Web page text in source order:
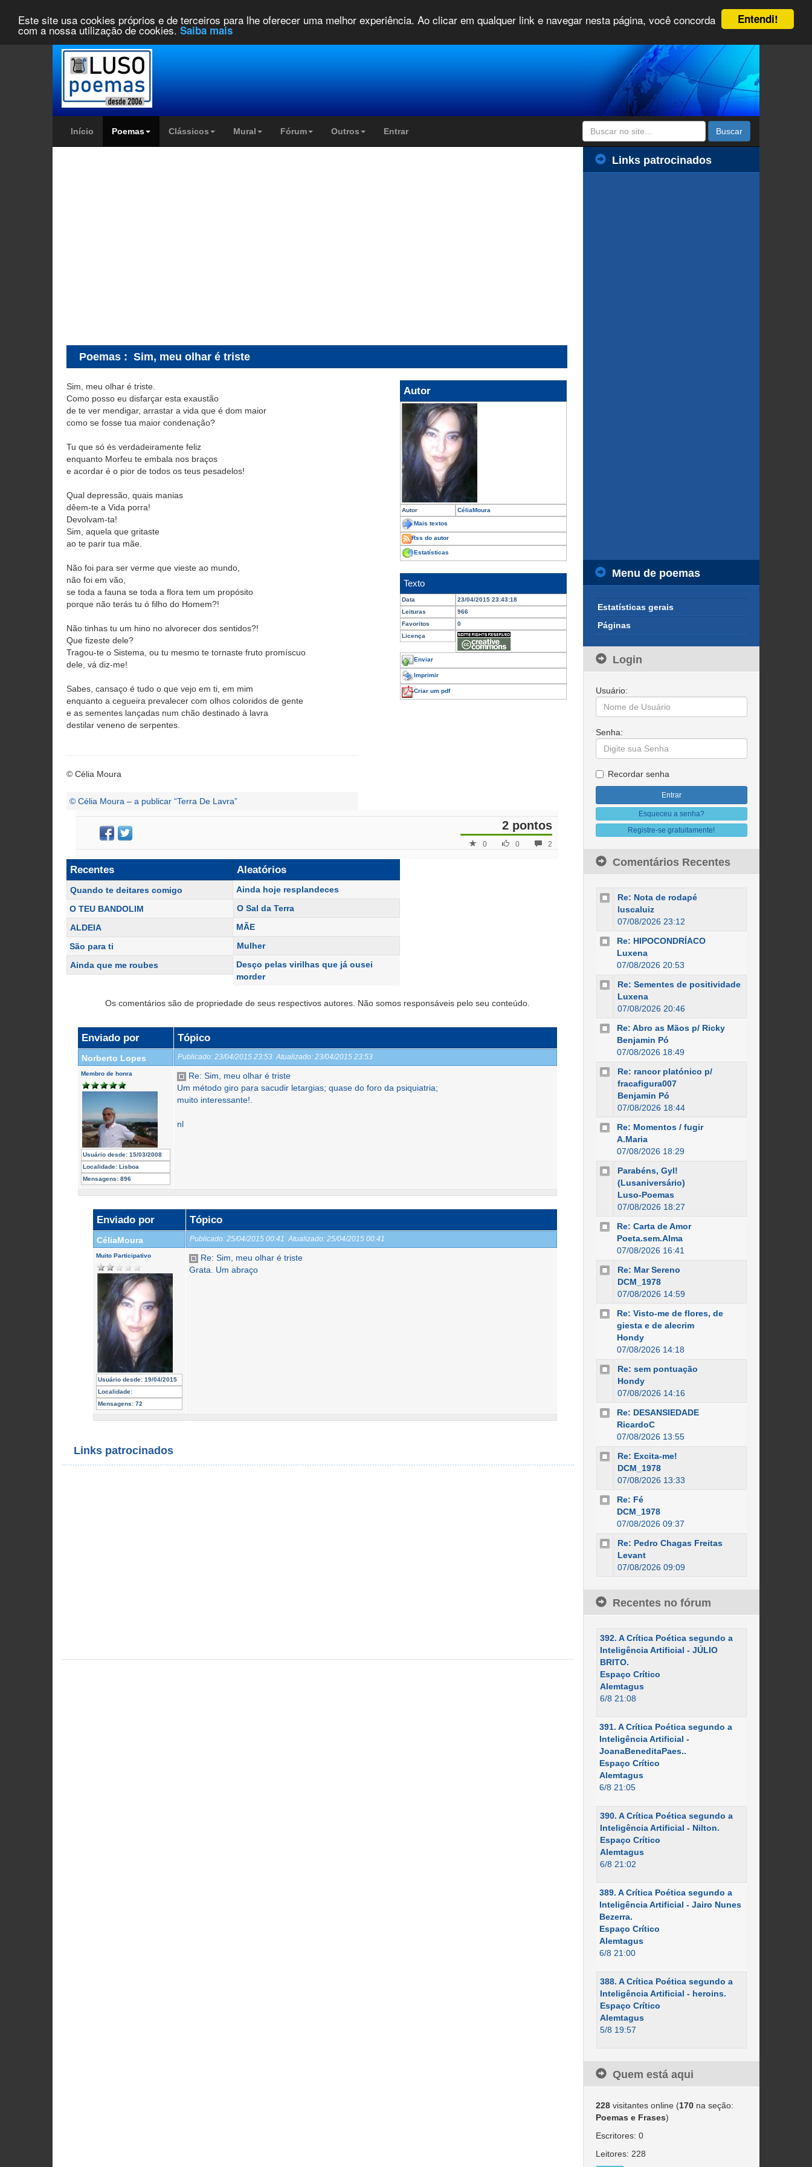
Entendi!
Este site usa cookies próprios e de terceiros para lhe oferecer uma melhor experiência. Ao clicar em qualquer link e navegar nesta página, você concorda
com a nossa utilização de cookies. Saiba mais
Início Poemas Clássicos Mural Fórum Outros Entrar Buscar
Poemas : Sim, meu olhar é triste
Sim, meu olhar é triste.
Como posso eu disfarçar esta exaustão
de te ver mendigar, arrastar a vida que é dom maior
como se fosse tua maior condenação?
Tu que só és verdadeiramente feliz
enquanto Morfeu te embala nos braços
e acordar é o pior de todos os teus pesadelos!
Qual depressão, quais manias
dêem-te a Vida porra!
Devolvam-ta!
Sim, aquela que gritaste
ao te parir tua mãe.
Não foi para ser verme que vieste ao mundo,
não foi em vão,
se toda a fauna se toda a flora tem um propósito
porque não terás tu ó filho do Homem?!
Não tinhas tu um hino no alvorecer dos sentidos?!
Que fizeste dele?
Tragou-te o Sistema, ou tu mesmo te tornaste fruto promíscuo
dele, vá diz-me!
Sabes, cansaço é tudo o que vejo em ti, em mim
enquanto a cegueira prevalecer com olhos coloridos de gente
e as sementes lançadas num chão destinado à lavra
destilar veneno de serpentes.
© Célia Moura
© Célia Moura – a publicar “Terra De Lavra”
Autor
Autor CéliaMoura
Mais textos
Rss do autor
Estatísticas
Texto
Data
23/04/2015 23:43:18
Leituras
966
Favoritos
0
Licença
Enviar
Imprimir
Criar um pdf
2 pontos
2
0
0
Recentes
Quando te deitares comigo
O TEU BANDOLIM
ALDEIA
São para ti
Ainda que me roubes
Aleatórios
Ainda hoje resplandeces
O Sal da Terra
MÃE
Mulher
Desço pelas virilhas que já ousei
morder
Os comentários são de propriedade de seus respectivos autores. Não somos responsáveis pelo seu conteúdo.
Enviado por Tópico
Norberto Lopes Publicado: 23/04/2015 23:53 Atualizado: 23/04/2015 23:53
Membro de honra
Usuário desde: 15/03/2008
Localidade: Lisboa
Mensagens: 896
Re: Sim, meu olhar é triste
Um método giro para sacudir letargias; quase do foro da psiquiatria;
muito interessante!.
nl
Enviado por Tópico
CéliaMoura Publicado: 25/04/2015 00:41 Atualizado: 25/04/2015 00:41
Muito Participativo
Usuário desde: 19/04/2015
Localidade:
Mensagens: 72
Re: Sim, meu olhar é triste
Grata. Um abraço
Links patrocinados
Links patrocinados
Menu de poemas
Estatísticas gerais
Páginas
Login
Usuário:
Senha:
Recordar senha
Esqueceu a senha?
Registre-se gratuitamente!
Comentários Recentes
Re: Nota de rodapé
luscaluiz
07/08/2026 23:12
Re: HIPOCONDRÍACO
Luxena
07/08/2026 20:53
Re: Sementes de positividade
Luxena
07/08/2026 20:46
Re: Abro as Mãos p/ Ricky
Benjamin Pó
07/08/2026 18:49
Re: rancor platónico p/
fracafigura007
Benjamin Pó
07/08/2026 18:44
Re: Momentos / fugir
A.Maria
07/08/2026 18:29
Parabéns, Gyl!
(Lusaniversário)
Luso-Poemas
07/08/2026 18:27
Re: Carta de Amor
Poeta.sem.Alma
07/08/2026 16:41
Re: Mar Sereno
DCM_1978
07/08/2026 14:59
Re: Visto-me de flores, de
giesta e de alecrim
Hondy
07/08/2026 14:18
Re: sem pontuação
Hondy
07/08/2026 14:16
Re: DESANSIEDADE
RicardoC
07/08/2026 13:55
Re: Excita-me!
DCM_1978
07/08/2026 13:33
Re: Fé
DCM_1978
07/08/2026 09:37
Re: Pedro Chagas Freitas
Levant
07/08/2026 09:09
Recentes no fórum
392. A Crítica Poética segundo a
Inteligência Artificial - JÚLIO
BRITO.
Espaço Crítico
Alemtagus
6/8 21:08
391. A Crítica Poética segundo a
Inteligência Artificial -
JoanaBeneditaPaes..
Espaço Crítico
Alemtagus
6/8 21:05
390. A Crítica Poética segundo a
Inteligência Artificial - Nilton.
Espaço Crítico
Alemtagus
6/8 21:02
389. A Crítica Poética segundo a
Inteligência Artificial - Jairo Nunes
Bezerra.
Espaço Crítico
Alemtagus
6/8 21:00
388. A Crítica Poética segundo a
Inteligência Artificial - heroins.
Espaço Crítico
Alemtagus
5/8 19:57
Quem está aqui
228visitantes online (170na seção:
Poemas e Frases)
Escritores: 0
Leitores: 228